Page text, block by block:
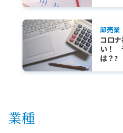
卸売業
コロ
い！
は？?
業種